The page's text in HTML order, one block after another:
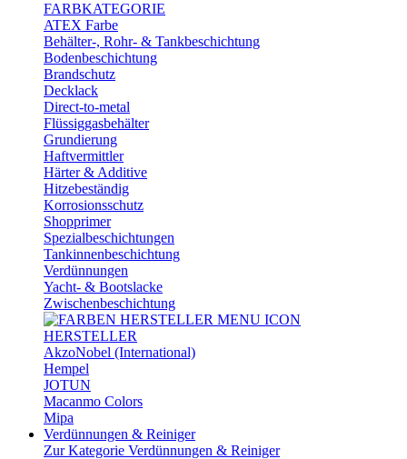
FARBKATEGORIE
ATEX Farbe
Behälter-, Rohr- & Tankbeschichtung
Bodenbeschichtung
Brandschutz
Decklack
Direct-to-metal
Flüssiggasbehälter
Grundierung
Haftvermittler
Härter & Additive
Hitzebeständig
Korrosionsschutz
Shopprimer
Spezialbeschichtungen
Tankinnenbeschichtung
Verdünnungen
Yacht- & Bootslacke
Zwischenbeschichtung
HERSTELLER
AkzoNobel (International)
Hempel
JOTUN
Macanmo Colors
Mipa
Verdünnungen & Reiniger
Zur Kategorie Verdünnungen & Reiniger